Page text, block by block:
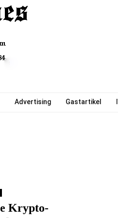
Advertising Gastartikel
Krypto-